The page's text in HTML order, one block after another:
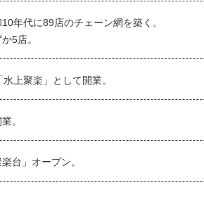
年代に89店のチェーン網を築く。
5店。
上聚楽」として開業。
。
台」オープン。